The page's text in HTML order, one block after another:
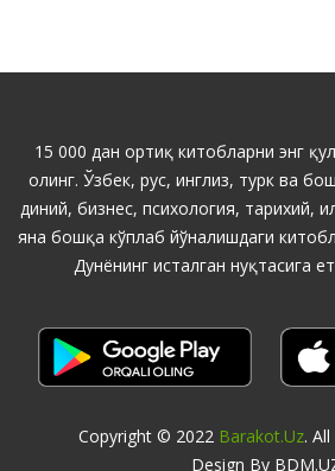
15 000 дан ортиқ китобларни энг
олинг. Ўзбек, рус, инглиз, турк ва
диний, бизнес, психология, тарихий,
яна бошқа кўплаб йўналишдаги
Дунёнинг исталган нуқтасига
Copyright © 2022 Barakot.uz.
Design By